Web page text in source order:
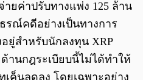
ายค่าปรับทางแพ่ง 125 ล้าน
รณ์คดีอย่างเป็นทางการ
ยู่สำหรับนักลงทุน XRP
านกฎระเบียบนี้ไม่ได้ทำให้
ค็นลดลง โดยเฉพาะอย่าง